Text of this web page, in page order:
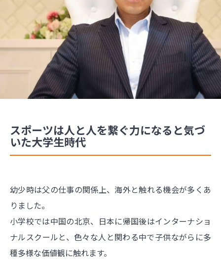
スポーツは人と人を繋ぐ力になると気づ
いた大学生時代
幼少時は父の仕事の関係上、海外と触れる機会が多くあ
りました。
小学校では中国の北京、日本に帰国後はインターナショ
ナルスクールと、色々な人と関わる中で子供ながらに多
種多様な価値観に触れます。